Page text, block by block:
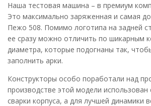
Наша тестовая машина – в премиум
Это максимально заряженная и самая
Пежо 508. Помимо логотипа на задней
ее сразу можно отличить по шикарным
диаметра, которые подогнаны так,
заполнить арки.
Конструкторы особо поработали над
производстве этой модели
сварки корпуса, а для лучшей динамики